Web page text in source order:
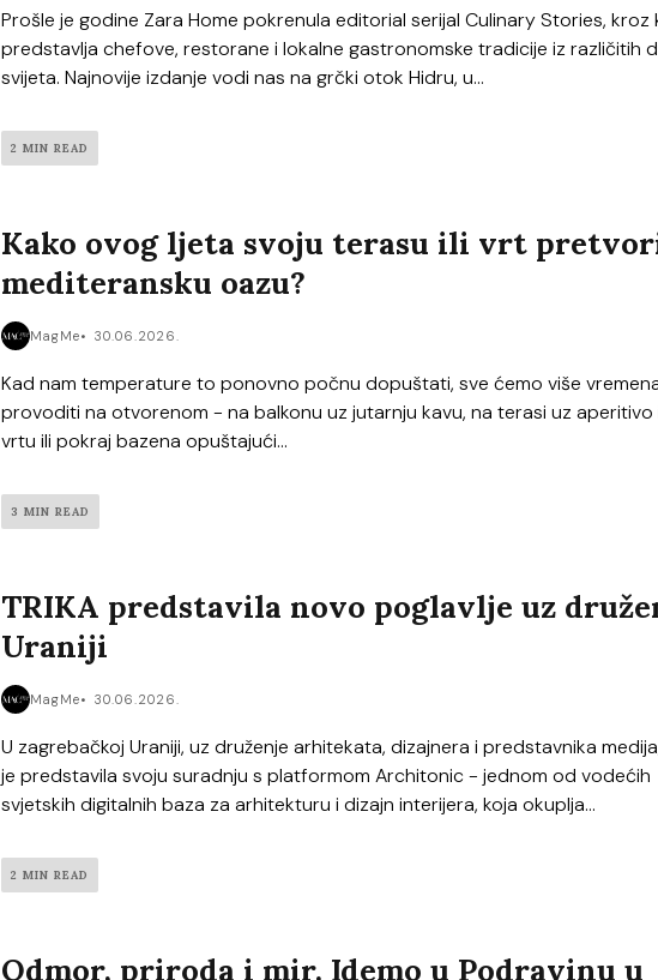
Prošle je godine Zara Home pokrenula editorial serijal Culinary Stories, kroz
predstavlja chefove, restorane i lokalne gastronomske tradicije iz različitih
svijeta. Najnovije izdanje vodi nas na grčki otok Hidru, u...
2 MIN READ
Kako ovog ljeta svoju terasu ili vrt
mediteransku oazu?
MagMe 30.06.2026.
Kad nam temperature to ponovno počnu dopuštati, sve ćemo više
provoditi na otvorenom - na balkonu uz jutarnju kavu, na terasi uz aperitivo
vrtu ili pokraj bazena opuštajući...
3 MIN READ
TRIKA predstavila novo poglavlje uz
Uraniji
MagMe 30.06.2026.
U zagrebačkoj Uraniji, uz druženje arhitekata, dizajnera i predstavnika
je predstavila svoju suradnju s platformom Architonic - jednom od vodećih
svjetskih digitalnih baza za arhitekturu i dizajn interijera, koja okuplja...
2 MIN READ
Odmor, priroda i mir. Idemo u Podravinu u